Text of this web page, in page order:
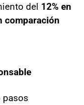
del 12% en
comparación
pasos